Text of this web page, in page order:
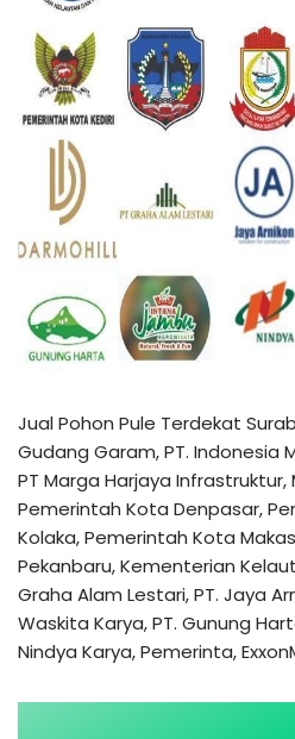
Jual Pohon Pule Terdekat
Gudang Garam, PT. Indonesia
PT Marga Harjaya Infrastruktur,
Pemerintah Kota Denpasar,
Kolaka, Pemerintah Kota
Pekanbaru, Kementerian
Graha Alam Lestari, PT. Jaya
Waskita Karya, PT. Gunung
Nindya Karya, Pemerinta,